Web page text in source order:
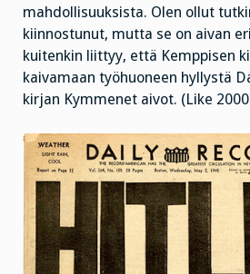
mahdollisuuksista. Olen ollut
kiinnostunut, mutta se on aivan
kuitenkin liittyy, että Kemppisen
kaivamaan työhuoneen hyllystä
kirjan Kymmenet aivot. (Like